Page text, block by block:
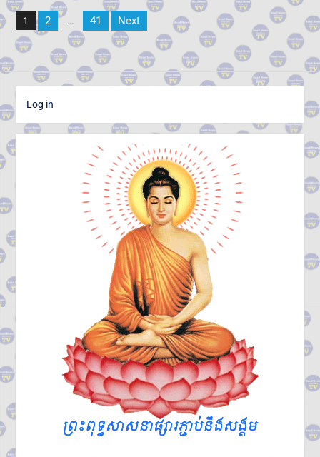
Posts
pagination
1 2 … 41 Next
Log in